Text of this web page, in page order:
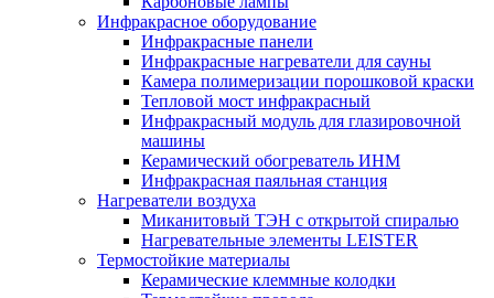
Инфракрасное оборудование
Инфракрасные панели
Инфракрасные нагреватели для сауны
Камера полимеризации порошковой краски
Тепловой мост инфракрасный
Инфракрасный модуль для глазировочной
машины
Керамический обогреватель ИНМ
Инфракрасная паяльная станция
Нагреватели воздуха
Миканитовый ТЭН с открытой спиралью
Нагревательные элементы LEISTER
Термостойкие материалы
Керамические клеммные колодки